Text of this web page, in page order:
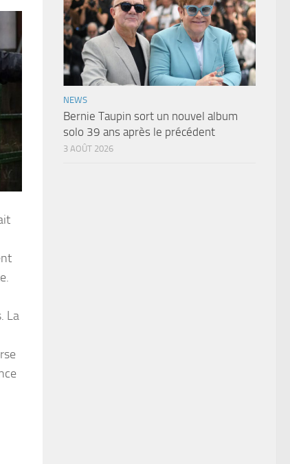
La
NEWS
Bernie Taupin sort un nouvel album
solo 39 ans après le précédent
3 AOÛT 2026